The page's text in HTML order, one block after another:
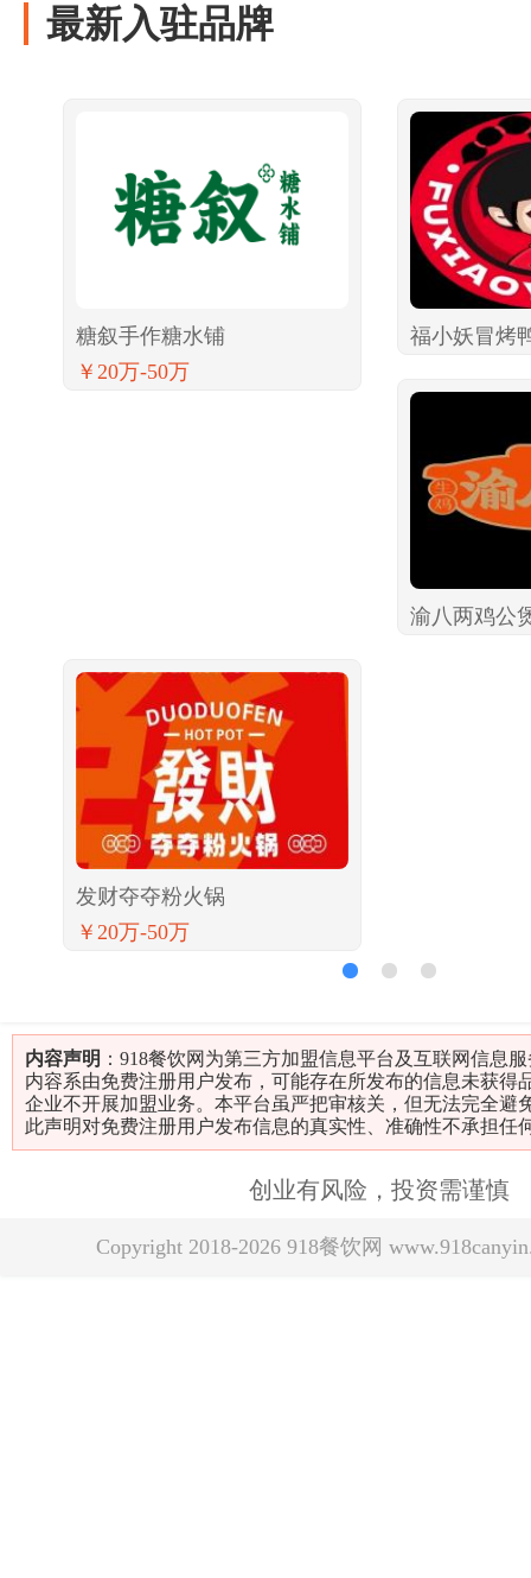
最新入驻品牌
糖叙手作糖水铺
￥20万-50万
福小妖冒烤
渝八两鸡公
发财夺夺粉火锅
￥20万-50万
内容声明 ：918餐饮网为第三方加盟信息平台及互联网信息
内容系由免费注册用户发布，可能存在所发布的信息未获得
企业不开展加盟业务。本平台虽严把审核关，但无法完全避
此声明对免费注册用户发布信息的真实性、准确性不承担任
创业有风险，投资需谨慎
Copyright 2018-2026 918餐饮网